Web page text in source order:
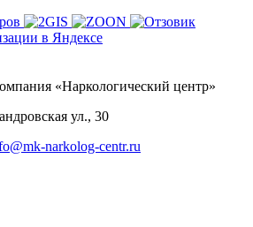
в Яндексе
«Наркологический центр»
ул., 30
narkolog-centr.ru